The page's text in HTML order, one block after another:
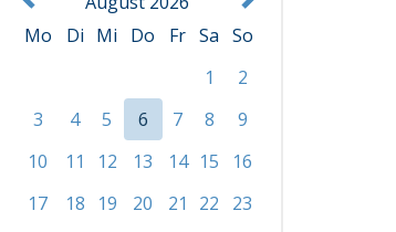
Mo
Di Mi Do Fr Sa So
1
2
3
4 5 6 7 8
9
10
11 12 13 14 15
16
17
18 19 20 21 22
23